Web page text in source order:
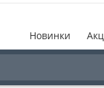
Новинки